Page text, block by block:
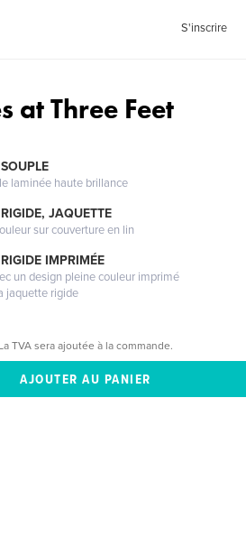
S'inscrire
at Three Feet
laminée haute brillance
JAQUETTE
sur couverture en lin
IMPRIMÉE
un design pleine couleur imprimé
jaquette rigide
TVA sera ajoutée à la commande.